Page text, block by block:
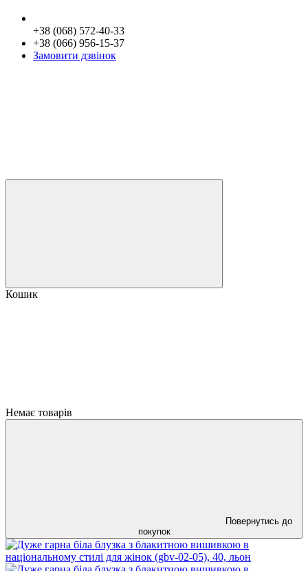
+38 (068) 572-40-33
+38 (066) 956-15-37
Замовити дзвінок
Кошик
Немає товарів
Повернутись до
покупок